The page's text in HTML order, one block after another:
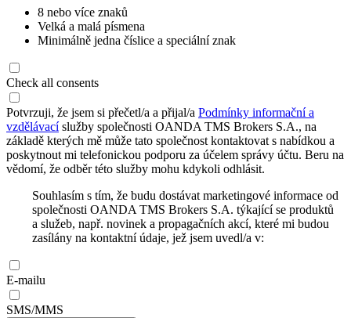
8 nebo více znaků
Velká a malá písmena
Minimálně jedna číslice a speciální znak
Check all consents
Potvrzuji, že jsem si přečetl/a a přijal/a Podmínky informační a
vzdělávacíslužby společnosti OANDA TMS Brokers S.A., na
základě kterých mě může tato společnost kontaktovat s nabídkou a
poskytnout mi telefonickou podporu za účelem správy účtu. Beru na
vědomí, že odběr této služby mohu kdykoli odhlásit.
Souhlasím s tím, že budu dostávat marketingové informace od
společnosti OANDA TMS Brokers S.A. týkající se produktů
a služeb, např. novinek a propagačních akcí, které mi budou
zasílány na kontaktní údaje, jež jsem uvedl/a v:
E-mailu
SMS/MMS